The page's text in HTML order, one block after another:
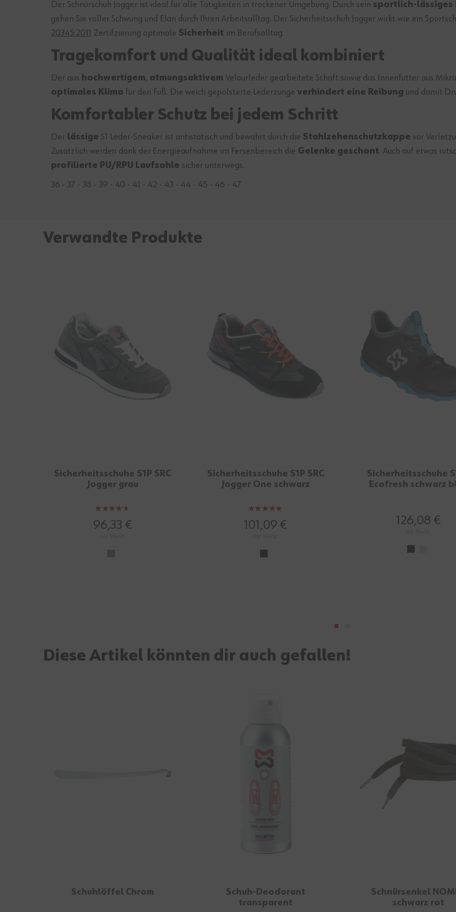
Der Schnürschuh Jogger ist ideal für alle Tätigkeiten in trockener Umgebung. Durch sein sportlich-lässiges
gehen Sie voller Schwung und Elan durch Ihren Arbeitsalltag. Der Sicherheitsschuh Jogger wirkt wie ein
20345:2011 Zertifzierung optimale Sicherheit im Berufsalltag.
Tragekomfort und Qualität ideal kombiniert
Der aus hochwertigem, atmungsaktivem Velourleder gearbeitete Schaft sowie das Innenfutter aus
optimales Klima für den Fuß. Die weich gepolsterte Lederzunge verhindert eine Reibung und damit
Komfortabler Schutz bei jedem Schritt
Der lässige S1 Leder-Sneaker ist antistatisch und bewahrt durch die Stahlzehenschutzkappe vor
Zusätzlich werden dank der Energieaufnahme im Fersenbereich die Gelenke geschont. Auch auf etwas
profilierte PU/RPU Laufsohle sicher unterwegs.
36 - 37 - 38 - 39 - 40 - 41 - 42 - 43 - 44 - 45 - 46 - 47
Verwandte Produkte
Sicherheitsschuhe S1P SRC
Jogger grau
Bewertung:
93%
96,33 €
Sicherheitsschuhe S1P SRC
Jogger One schwarz
Bewertung:
100%
101,09 €
Sicherheitsschuhe
Ecofresh schwarz
126,08 €
Diese Artikel könnten dir auch gefallen!
Schuhlöffel Chrom
Schuh-Deodorant
transparent
Schnürsenkel
schwarz rot